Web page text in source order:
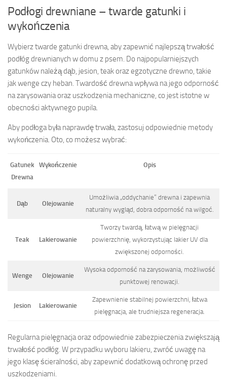
Podłogi drewniane – twarde gatunki i
wykończenia
Wybierz twarde gatunki drewna, aby zapewnić najlepszą trwałość
podłóg drewnianych w domu z psem. Do najpopularniejszych
gatunków należą dąb, jesion, teak oraz egzotyczne drewno, takie
jak wenge czy heban. Twardość drewna wpływa na jego odporność
na zarysowania oraz uszkodzenia mechaniczne, co jest istotne w
obecności aktywnego pupila.
Aby podłoga była naprawdę trwała, zastosuj odpowiednie metody
wykończenia. Oto, co możesz wybrać:
Gatunek
Drewna
Wykończenie Opis
Dąb Olejowanie
Umożliwia „oddychanie” drewna i zapewnia
naturalny wygląd, dobra odporność na wilgoć.
Teak Lakierowanie
Tworzy twardą, łatwą w pielęgnacji
powierzchnię, wykorzystując lakier UV dla
zwiększonej odporności.
Wenge Olejowanie
Wysoka odporność na zarysowania, możliwość
punktowej renowacji.
Jesion Lakierowanie
Zapewnienie stabilnej powierzchni, łatwa
pielęgnacja, ale trudniejsza regeneracja.
Regularna pielęgnacja oraz odpowiednie zabezpieczenia zwiększają
trwałość podłóg. W przypadku wyboru lakieru, zwróć uwagę na
jego klasę ścieralności, aby zapewnić dodatkową ochronę przed
uszkodzeniami.